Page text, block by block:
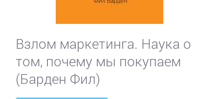
Взлом маркетинга. Наука о
том, почему мы покупаем
(Барден Фил)